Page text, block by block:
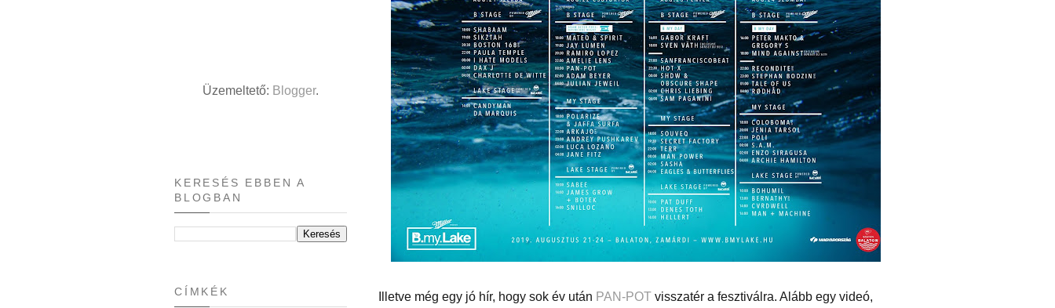
Illetve még egy jó hír, hogy sok év után PAN-POT visszatér a fesztiválra. Alább egy videó,
Üzemeltető: Blogger.
KERESÉS EBBEN A
BLOGBAN
CÍMKÉK